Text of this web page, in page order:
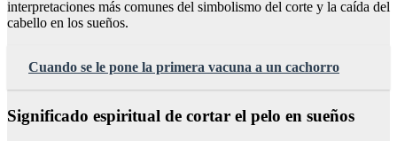
interpretaciones más comunes del simbolismo del corte y la caída del
cabello en los sueños.
Cuando se le pone la primera vacuna a un cachorro
Significado espiritual de cortar el pelo en sueños